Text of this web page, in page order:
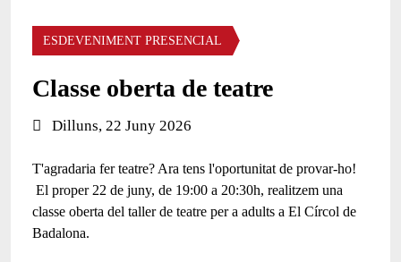
b
k
ESDEVENIMENT PRESENCIAL
Classe oberta de teatre
Data de l'esdeveniment:
Dilluns, 22 Juny 2026
T'agradaria fer teatre? Ara tens l'oportunitat de provar-ho!
El proper 22 de juny, de 19:00 a 20:30h, realitzem una
classe oberta del taller de teatre per a adults a El Círcol de
Badalona.